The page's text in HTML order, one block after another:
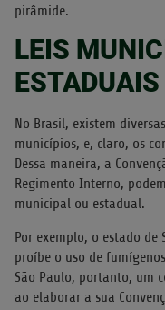
pirâmide.
LEIS
ESTADUAIS
No Brasil, existem
municípios, e, claro, os
Dessa maneira, a
Regimento Interno,
municipal ou estadual.
Por exemplo, o estado
proíbe o uso de
São Paulo, portanto, um
ao elaborar a sua